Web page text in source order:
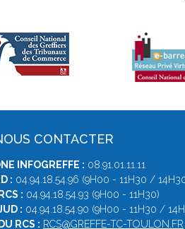
CONTACTER
INFOGREFFE : 08.91.01.11.11
: 04.94.18.54.96 (9H00 - 11H30 /
: 04.94.18.54.93 (9H00 - 11H30)
: 04.94.18.54.90 (9H00 - 11H30 /
RCS : RCS@GREFFE-TC-TOULON.FR